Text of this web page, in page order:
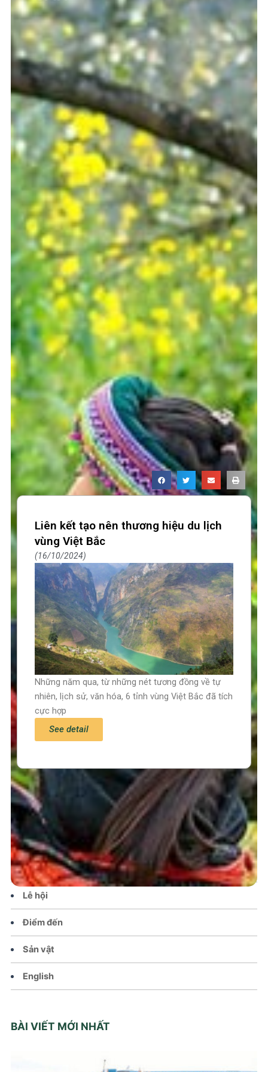
Trang chủ
Tin tức – Sự kiện
Chính sách
Văn hoá – Đời sống
Lễ hội
Điểm đến
Sản vật
English
BÀI VIẾT MỚI NHẤT
Liên kết tạo nên thương hiệu du lịch
vùng Việt Bắc
16/10/2024
Những năm qua, từ những nét tương đồng về tự
nhiên, lịch sử, văn hóa, 6 tỉnh vùng Việt Bắc đã tích
cực hợp
See detail